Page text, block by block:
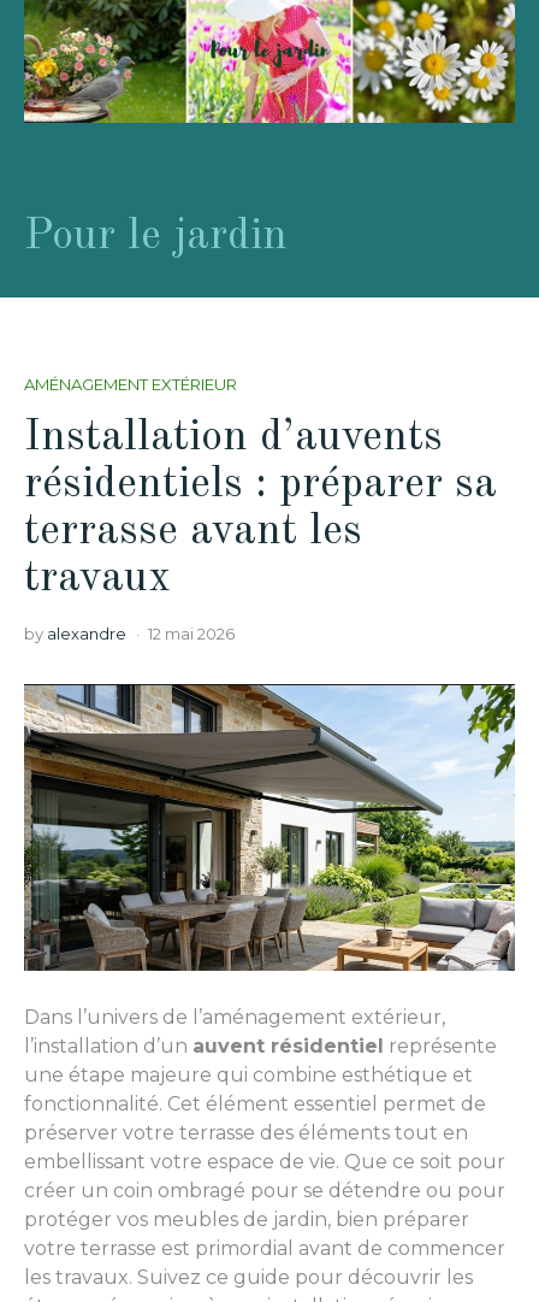
Pour le jardin
AMÉNAGEMENT EXTÉRIEUR
Installation d’auvents
résidentiels : préparer sa
terrasse avant les
travaux
by alexandre 12 mai 2026
Dans l’univers de l’aménagement extérieur,
l’installation d’un auvent résidentiel
représente
une étape majeure qui combine esthétique et
fonctionnalité. Cet élément essentiel permet de
préserver votre terrasse des éléments tout en
embellissant votre espace de vie. Que ce soit pour
créer un coin ombragé pour se détendre ou pour
protéger vos meubles de jardin, bien préparer
votre terrasse est primordial avant de commencer
les travaux. Suivez ce guide pour découvrir les